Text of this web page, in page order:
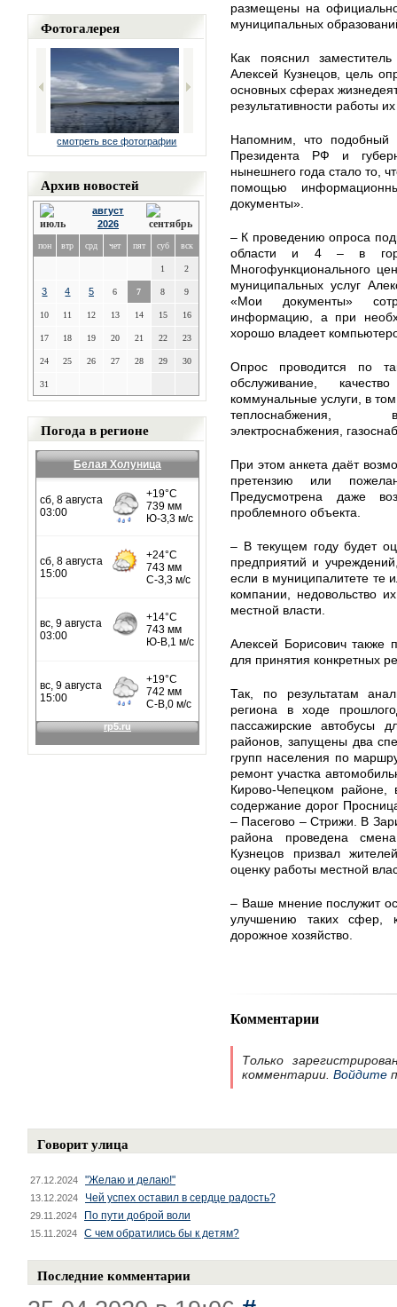
Фотогалерея
смотреть все фотографии
Архив новостей
август
2026
пон втр срд чет пят суб вск
1 2
3 4 5 6 7 8 9
10 11 12 13 14 15 16
17 18 19 20 21 22 23
24 25 26 27 28 29 30
31
Погода в регионе
Белая Холуница
размещены на
муниципальных
Как пояснил
Алексей Кузнецов, цель
основных сферах
результативности работы
Напомним, что подобный
Президента РФ и
нынешнего года стало то,
помощью
документы».
– К проведению опроса
области и 4 – в
Многофункционального
муниципальных услуг
«Мои документы»
информацию, а при
хорошо владеет
Опрос проводится по
обслуживание,
коммунальные услуги, в
теплоснабжения,
электроснабжения,
При этом анкета даёт
претензию или
Предусмотрена даже
проблемного объекта.
– В текущем году будет
предприятий и
если в муниципалитете те
компании, недовольство
местной власти.
Алексей Борисович также
для принятия конкретных
Так, по результатам
региона в ходе
пассажирские автобусы
районов, запущены два
групп населения по
ремонт участка
Кирово-Чепецком районе,
содержание дорог
– Пасегово – Стрижи. В
района проведена
Кузнецов призвал
оценку работы местной
– Ваше мнение послужит
улучшению таких сфер,
дорожное хозяйство.
Комментарии
Только
комментарии. Войдите
Говорит улица
27.12.2024 "Желаю и делаю!"
13.12.2024 Чей успех оставил в сердце радость?
29.11.2024 По пути доброй воли
15.11.2024 С чем обратились бы к детям?
Последние комментарии